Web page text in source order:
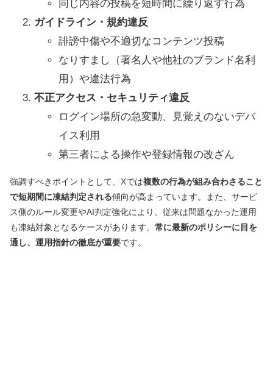
同じ内容の投稿を短時間に繰り返す行為
ガイドライン・規約違反
誹謗中傷や不適切なコンテンツ投稿
なりすまし（著名人や他社のブランド名利
用）や違法行為
不正アクセス・セキュリティ違反
ログイン場所の急変動、見覚えのないデバ
イス利用
第三者による操作や登録情報の改ざん
強調すべきポイントとして、Xでは複数の行為が組み合わさること
で短期間に凍結判定される傾向が高まっています。また、サービ
ス側のルール変更やAI判定強化により、従来は問題なかった運用
も凍結対象となるケースがあります。 常に最新のポリシーに目を
通し、運用指針の徹底が重要です。